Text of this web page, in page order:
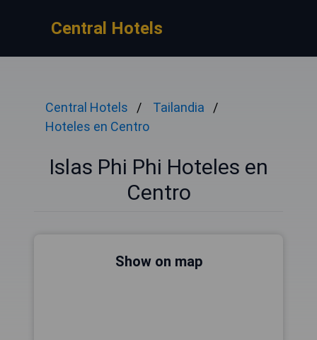
Central Hotels
Central Hotels
Tailandia
Hoteles en Centro
Islas Phi Phi Hoteles en
Centro
Show on map